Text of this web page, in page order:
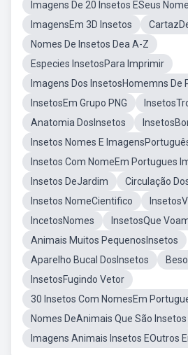
Imagens De 20 Insetos ESeus
ImagensEm 3D Insetos
Nomes De Insetos Dea A-Z
Especies InsetosPara Imprimir
Imagens Dos InsetosHomemns De
InsetosEm Grupo PNG
Anatomia DosInsetos
Insetos Nomes E
Insetos Com NomeEm Portugues
Insetos DeJardim
Circulação
Insetos NomeCientifico
IncetosNomes
InsetosQue
Animais Muitos PequenosInsetos
Aparelho Bucal DosInsetos
InsetosFugindo Vetor
30 Insetos Com NomesEm
Nomes DeAnimais Que São Insetos
Imagens Animais Insetos EOutros